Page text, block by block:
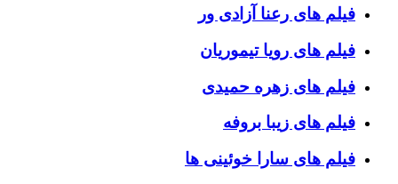
فیلم های رعنا آزادی ور
فیلم های رویا تیموریان
فیلم های زهره حمیدی
فیلم های زیبا بروفه
فیلم های سارا خوئینی ها